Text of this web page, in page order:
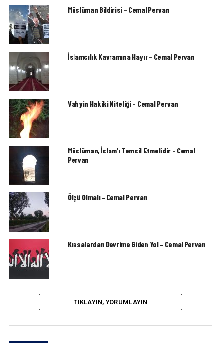
Müslüman Bildirisi – Cemal Pervan
İslamcılık Kavramına Hayır – Cemal Pervan
Vahyin Hakiki Niteliği – Cemal Pervan
Müslüman, İslam’ı Temsil Etmelidir – Cemal
Pervan
Ölçü Olmalı – Cemal Pervan
Kıssalardan Devrime Giden Yol – Cemal Pervan
TIKLAYIN, YORUMLAYIN